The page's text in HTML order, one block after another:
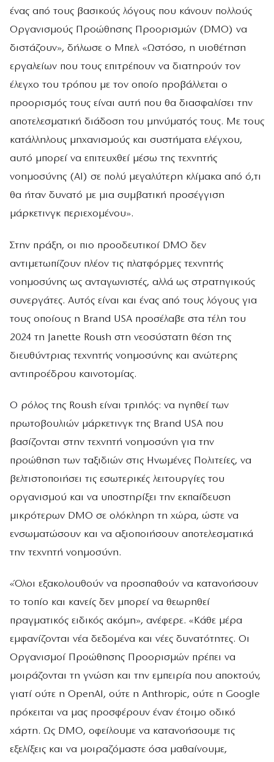
ένας από τους βασικούς λόγους που κάνουν πολλούς
Οργανισμούς Προώθησης Προορισμών (DMO) να
διστάζουν», δήλωσε ο Μπελ. «Ωστόσο, η υιοθέτηση
εργαλείων που τους επιτρέπουν να διατηρούν τον
έλεγχο του τρόπου με τον οποίο προβάλλεται ο
προορισμός τους είναι αυτή που θα διασφαλίσει την
αποτελεσματική διάδοση του μηνύματός τους. Με τους
κατάλληλους μηχανισμούς και συστήματα ελέγχου,
αυτό μπορεί να επιτευχθεί μέσω της τεχνητής
νοημοσύνης (AI) σε πολύ μεγαλύτερη κλίμακα από ό,τι
θα ήταν δυνατό με μια συμβατική προσέγγιση
μάρκετινγκ περιεχομένου».
Στην πράξη, οι πιο προοδευτικοί DMO δεν
αντιμετωπίζουν πλέον τις πλατφόρμες τεχνητής
νοημοσύνης ως ανταγωνιστές, αλλά ως στρατηγικούς
συνεργάτες. Αυτός είναι και ένας από τους λόγους για
τους οποίους η Brand USA προσέλαβε στα τέλη του
2024 τη Janette Roush στη νεοσύστατη θέση της
διευθύντριας τεχνητής νοημοσύνης και ανώτερης
αντιπροέδρου καινοτομίας.
Ο ρόλος της Roush είναι τριπλός: να ηγηθεί των
πρωτοβουλιών μάρκετινγκ της Brand USA που
βασίζονται στην τεχνητή νοημοσύνη για την
προώθηση των ταξιδιών στις Ηνωμένες Πολιτείες, να
βελτιστοποιήσει τις εσωτερικές λειτουργίες του
οργανισμού και να υποστηρίξει την εκπαίδευση
μικρότερων DMO σε ολόκληρη τη χώρα, ώστε να
ενσωματώσουν και να αξιοποιήσουν αποτελεσματικά
την τεχνητή νοημοσύνη.
«Όλοι εξακολουθούν να προσπαθούν να κατανοήσουν
το τοπίο και κανείς δεν μπορεί να θεωρηθεί
πραγματικός ειδικός ακόμη», ανέφερε. «Κάθε μέρα
εμφανίζονται νέα δεδομένα και νέες δυνατότητες. Οι
Οργανισμοί Προώθησης Προορισμών πρέπει να
μοιράζονται τη γνώση και την εμπειρία που αποκτούν,
γιατί ούτε η OpenAI, ούτε η Anthropic, ούτε η Google
πρόκειται να μας προσφέρουν έναν έτοιμο οδικό
χάρτη. Ως DMO, οφείλουμε να κατανοήσουμε τις
εξελίξεις και να μοιραζόμαστε όσα μαθαίνουμε,